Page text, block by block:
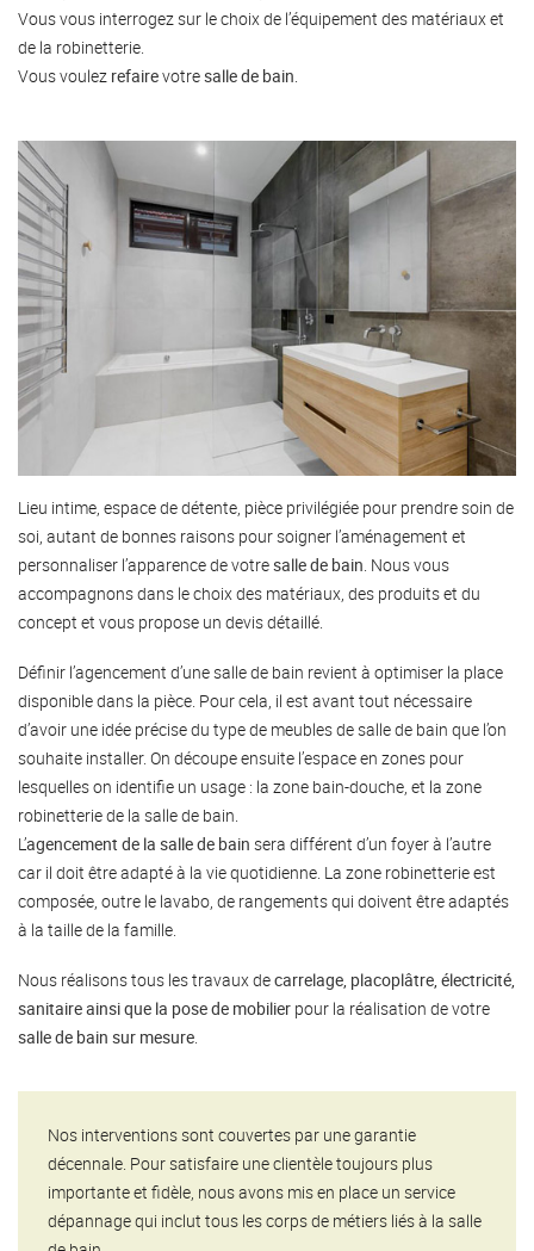
Vous vous interrogez sur le choix de l’équipement des matériaux et
de la robinetterie.
Vous voulez refairevotresalle de bain.
Lieu intime, espace de détente, pièce privilégiée pour prendre soin de
soi, autant de bonnes raisons pour soigner l’aménagement et
personnaliser l’apparence de votresalle de bain . Nous vous
accompagnons dans le choix des matériaux, des produits et du
concept et vous propose un devis détaillé.
Définir l’agencement d’une salle de bain revient à optimiser la place
disponible dans la pièce. Pour cela, il est avant tout nécessaire
d’avoir une idée précise du type de meubles de salle de bain que l’on
souhaite installer. On découpe ensuite l’espace en zones pour
lesquelles on identifie un usage : la zone bain-douche, et la zone
robinetterie de la salle de bain.
L’agencement de la salle de bain sera différent d’un foyer à l’autre
car il doit être adapté à la vie quotidienne. La zone robinetterie est
composée, outre le lavabo, de rangements qui doivent être adaptés
à la taille de la famille.
Nous réalisons tous les travaux decarrelage, placoplâtre, électricité,
sanitaire ainsi que la pose de mobilier pour la réalisation de votre
salle de bain sur mesure
Nos interventions sont couvertes par une garantie
décennale. Pour satisfaire une clientèle toujours plus
importante et fidèle, nous avons mis en place un service
dépannage qui inclut tous les corps de métiers liés à la salle